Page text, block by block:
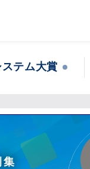
ステム大賞